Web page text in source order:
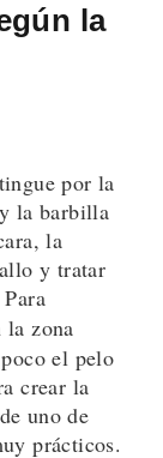
la
por la
la barbilla
la
y tratar
la zona
el pelo
crear la
uno de
prácticos.